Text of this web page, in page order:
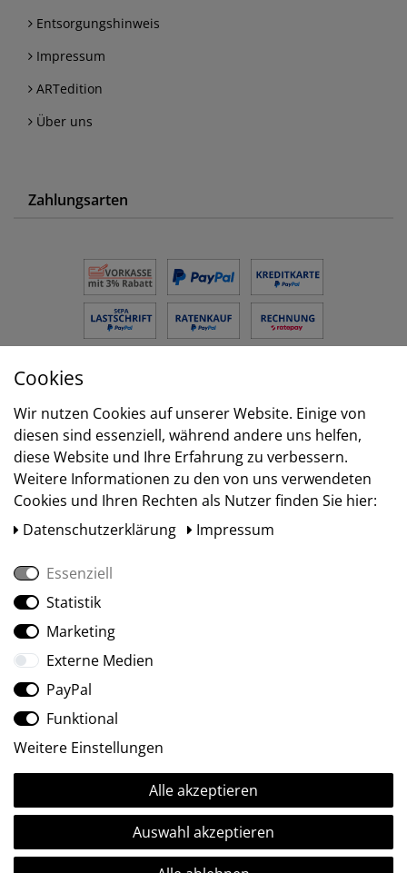
Entsorgungshinweis
Impressum
ARTedition
Über uns
Zahlungsarten
Versand
Social Media
Ⓒ2009-2026 ARTland GmbH • Alle Rechte vorbehalten.
Cookies
Wir nutzen Cookies auf unserer Website. Einige von
diesen sind essenziell, während andere uns helfen,
diese Website und Ihre Erfahrung zu verbessern.
Weitere Informationen zu den von uns verwendeten
Cookies und Ihren Rechten als Nutzer finden Sie hier:
Daten­schutz­erklärung
Impressum
Essenziell
Statistik
Marketing
Externe Medien
PayPal
Funktional
Weitere Einstellungen
Alle akzeptieren
Auswahl akzeptieren